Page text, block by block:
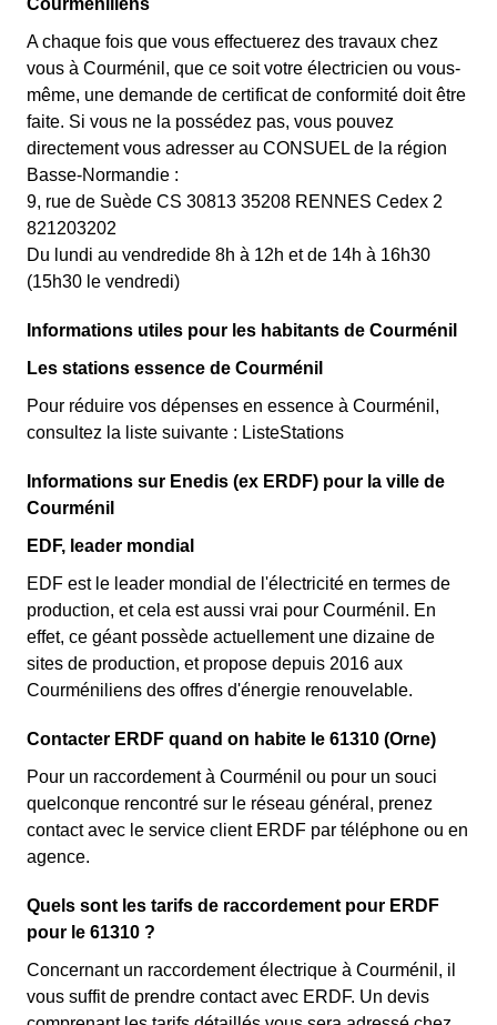
Courméniliens
A chaque fois que vous effectuerez des travaux chez
vous à Courménil, que ce soit votre électricien ou vous-
même, une demande de certificat de conformité doit être
faite. Si vous ne la possédez pas, vous pouvez
directement vous adresser au CONSUEL de la région
Basse-Normandie :
9, rue de Suède CS 30813 35208 RENNES Cedex 2
821203202
Du lundi au vendredide 8h à 12h et de 14h à 16h30
(15h30 le vendredi)
Informations utiles pour les habitants de Courménil
Les stations essence de Courménil
Pour réduire vos dépenses en essence à Courménil,
consultez la liste suivante : ListeStations
Informations sur Enedis (ex ERDF) pour la ville de
Courménil
EDF, leader mondial
EDF est le leader mondial de l'électricité en termes de
production, et cela est aussi vrai pour Courménil. En
effet, ce géant possède actuellement une dizaine de
sites de production, et propose depuis 2016 aux
Courméniliens des offres d'énergie renouvelable.
Contacter ERDF quand on habite le 61310 (Orne)
Pour un raccordement à Courménil ou pour un souci
quelconque rencontré sur le réseau général, prenez
contact avec le service client ERDF par téléphone ou en
agence.
Quels sont les tarifs de raccordement pour ERDF
pour le 61310 ?
Concernant un raccordement électrique à Courménil, il
vous suffit de prendre contact avec ERDF. Un devis